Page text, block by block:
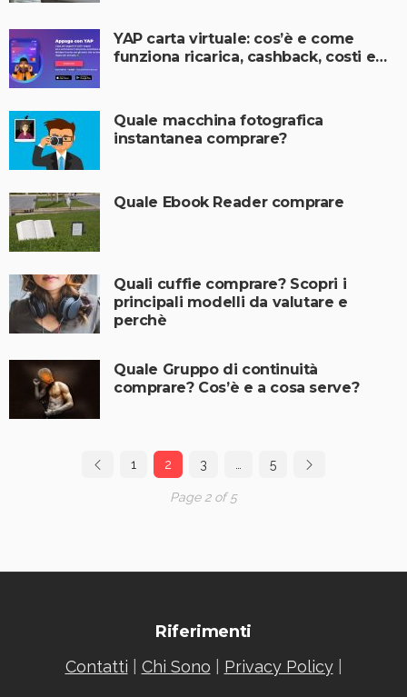
YAP carta virtuale: cos’è e come
funziona ricarica, cashback, costi e…
Quale macchina fotografica
instantanea comprare?
Quale Ebook Reader comprare
Quali cuffie comprare? Scopri i
principali modelli da valutare e
perchè
Quale Gruppo di continuità
comprare? Cos’è e a cosa serve?
1 2 3 5
Page 2 of 5
Riferimenti
Contatti Chi Sono Privacy Policy|